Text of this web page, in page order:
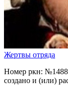
Жертвы отряда
Номер ркн:
создано и (или)